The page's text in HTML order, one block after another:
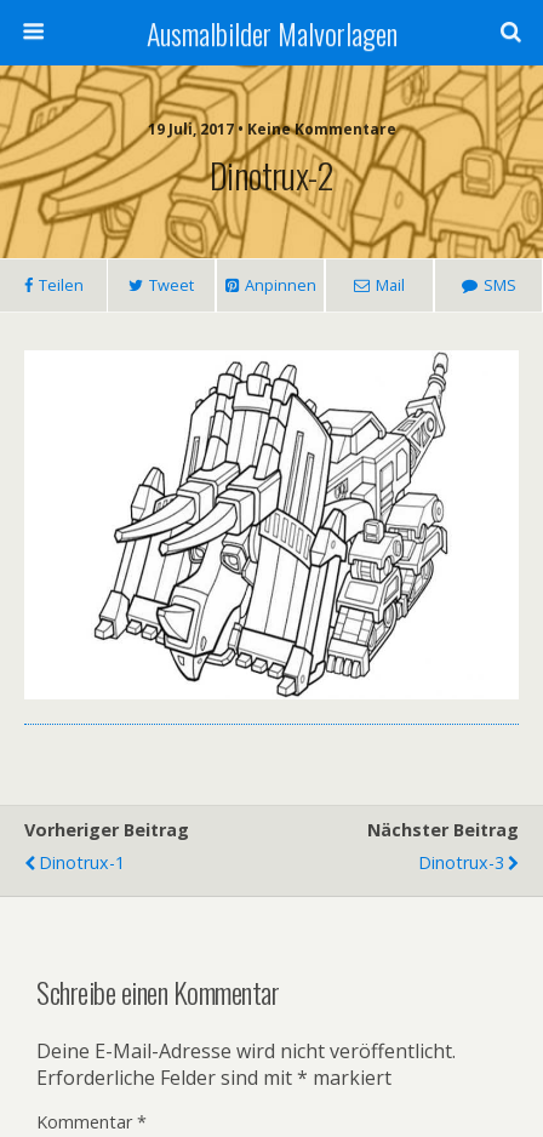
Ausmalbilder Malvorlagen
19 Juli, 2017 • Keine Kommentare
Dinotrux-2
Teilen Tweet Anpinnen Mail SMS
Vorheriger Beitrag
Dinotrux-1
Nächster Beitrag
Dinotrux-3
Schreibe einen Kommentar
Deine E-Mail-Adresse wird nicht veröffentlicht.
Erforderliche Felder sind mit* markiert
Kommentar*